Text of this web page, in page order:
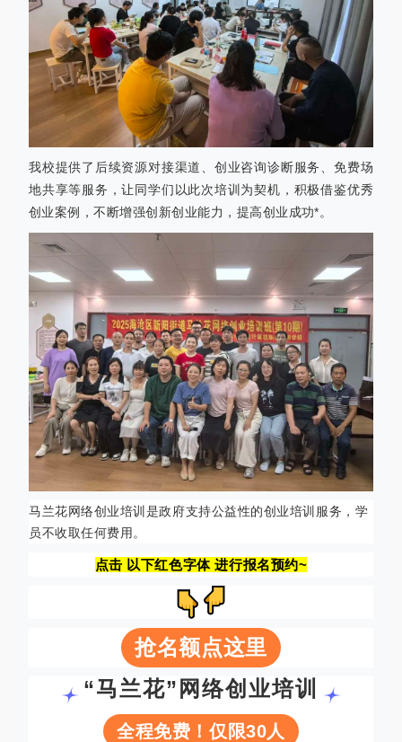
我校提供了后续资源对接渠道、创业咨询诊断服务、免费场
地共享等服务，让同学们以此次培训为契机，积极借鉴优秀
创业案例，不断增强创新创业能力，提高创业成功*。
马兰花网络创业培训是政府支持公益性的创业培训服务，学
员不收取任何费用。
点击 以下红色字体 进行报名预约~
抢名额点这里
“马兰花”网络创业培训
全程免费！仅限30人